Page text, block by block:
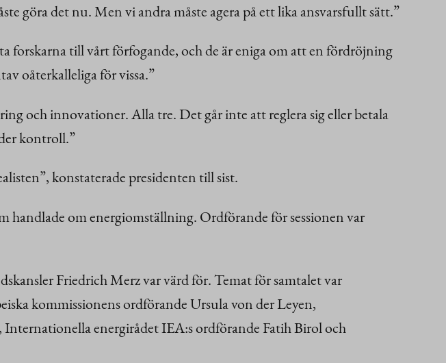
göra det nu. Men vi andra måste agera på ett lika ansvarsfullt sätt.”
forskarna till vårt förfogande, och de är eniga om att en fördröjning
oåterkalleliga för vissa.”
och innovationer. Alla tre. Det går inte att reglera sig eller betala
kontroll.”
konstaterade presidenten till sist.
handlade om energiomställning. Ordförande för sessionen var
Friedrich Merz var värd för. Temat för samtalet var
kommissionens ordförande Ursula von der Leyen,
energirådet IEA:s ordförande Fatih Birol och